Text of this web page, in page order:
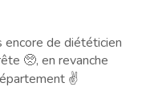
encore de diététicien
🥺, en revanche
✌️